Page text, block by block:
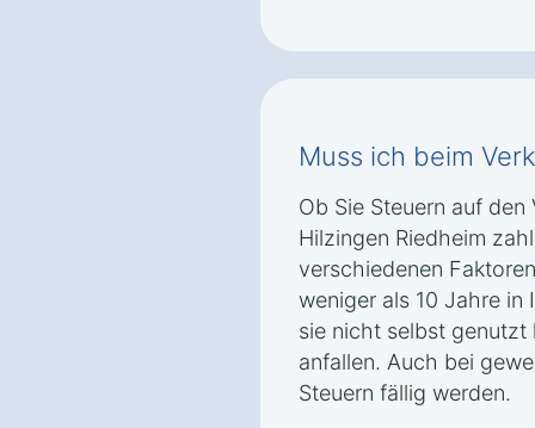
Muss ich beim
Ob Sie Steuern auf
Hilzingen Riedheim
verschiedenen
weniger als 10 Jahre in
sie nicht selbst genutzt
anfallen. Auch bei
Steuern fällig werden.